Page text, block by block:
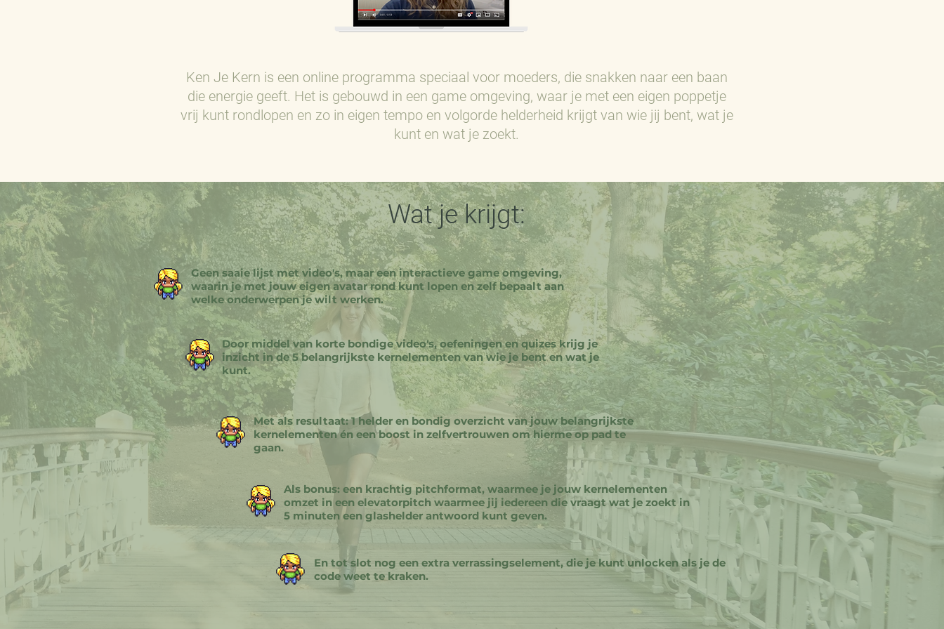
Ken Je Kern is een online programma speciaal voor moeders, die snakken naar een baan
die energie geeft. Het is gebouwd in een game omgeving, waar je met een eigen poppetje
vrij kunt rondlopen en zo in eigen tempo en volgorde helderheid krijgt van wie jij bent, wat je
kunt en wat je zoekt.
Wat je krijgt:
Geen saaie lijst met video's, maar een interactieve game omgeving,
waarin je met jouw eigen avatar rond kunt lopen en zelf bepaalt aan
welke onderwerpen je wilt werken.
Door middel van korte bondige video's, oefeningen en quizes krijg je
inzicht in de 5 belangrijkste kernelementen van wie je bent en wat je
kunt.
Met als resultaat: 1 helder en bondig overzicht van jouw belangrijkste
kernelementen én een boost in zelfvertrouwen om hierme op pad te
gaan.
Als bonus: een krachtig pitchformat, waarmee je jouw kernelementen
omzet in een elevatorpitch waarmee jij iedereen die vraagt wat je zoekt in
5 minuten een glashelder antwoord kunt geven.
En tot slot nog een extra verrassingselement, die je kunt unlocken als je de
code weet te kraken.